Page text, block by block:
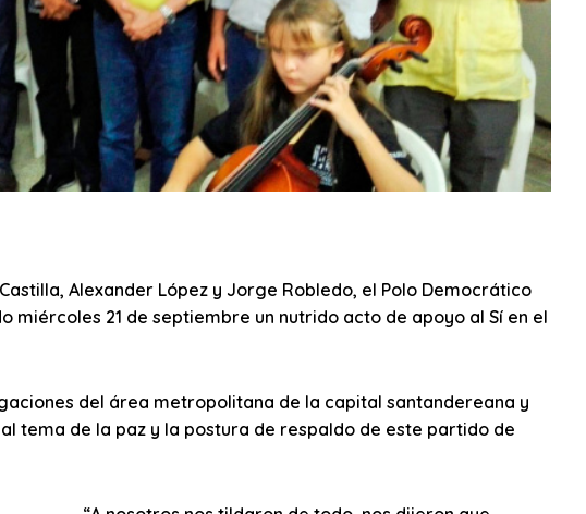
Alexander López y Jorge Robledo, el Polo Democrático
21 de septiembre un nutrido acto de apoyo al Sí en el
del área metropolitana de la capital santandereana y
tema de la paz y la postura de respaldo de este partido de